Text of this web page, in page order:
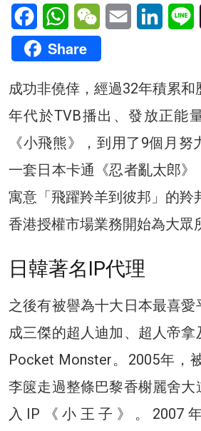
FacebookWhatsAppWeChatEmail
Share
成功非僥倖，經過32年積累和
年代於TVB播出、發放正能
《小飛熊》，到用了9個月
一套日本卡通《忍者亂太郎》
寓意「飛躍羚羊到彼邦」的羚
香港授權市場業務開始為大眾
日韓著名IP代理
之後有被譽為十大日本最喜
成三傑的超人迪加、超人帝
Pocket Monster。2005年，
李篋走過整條巴黎香榭麗舍大
入IP《小王子》。2007